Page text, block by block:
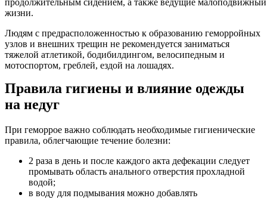
продолжительным сидением, а также ведущие малоподвижный
жизни.
Людям с предрасположенностью к образованию геморройных
узлов и внешних трещин не рекомендуется заниматься
тяжелой атлетикой, бодибилдингом, велосипедным и
мотоспортом, греблей, ездой на лошадях.
Правила гигиены и влияние одежды
на недуг
При геморрое важно соблюдать необходимые гигиенические
правила, облегчающие течение болезни:
2 раза в день и после каждого акта дефекации следует
промывать область анального отверстия прохладной
водой;
в воду для подмывания можно добавлять